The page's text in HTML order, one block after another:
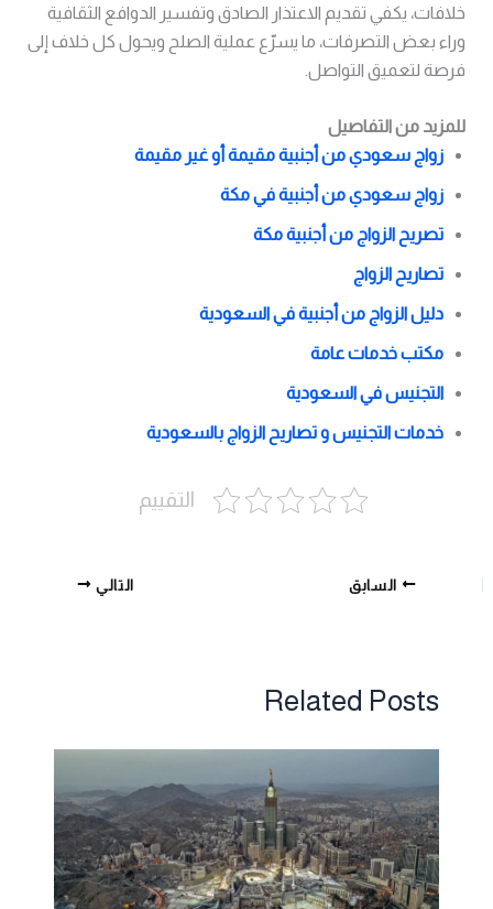
خلافات، يكفي تقديم الاعتذار الصادق وتفسير الدوافع الثقافية
وراء بعض التصرفات، ما يسرّع عملية الصلح ويحول كل خلاف إلى
فرصة لتعميق التواصل.
للمزيد من التفاصيل
زواج سعودي من أجنبية مقيمة أو غير مقيمة
زواج سعودي من أجنبية في مكة
تصريح الزواج من أجنبية مكة
تصاريح الزواج
دليل الزواج من أجنبية في السعودية
مكتب خدمات عامة
التجنيس في السعودية
خدمات التجنيس و تصاريح الزواج بالسعودية
التقييم
السابق التالي
Related Posts